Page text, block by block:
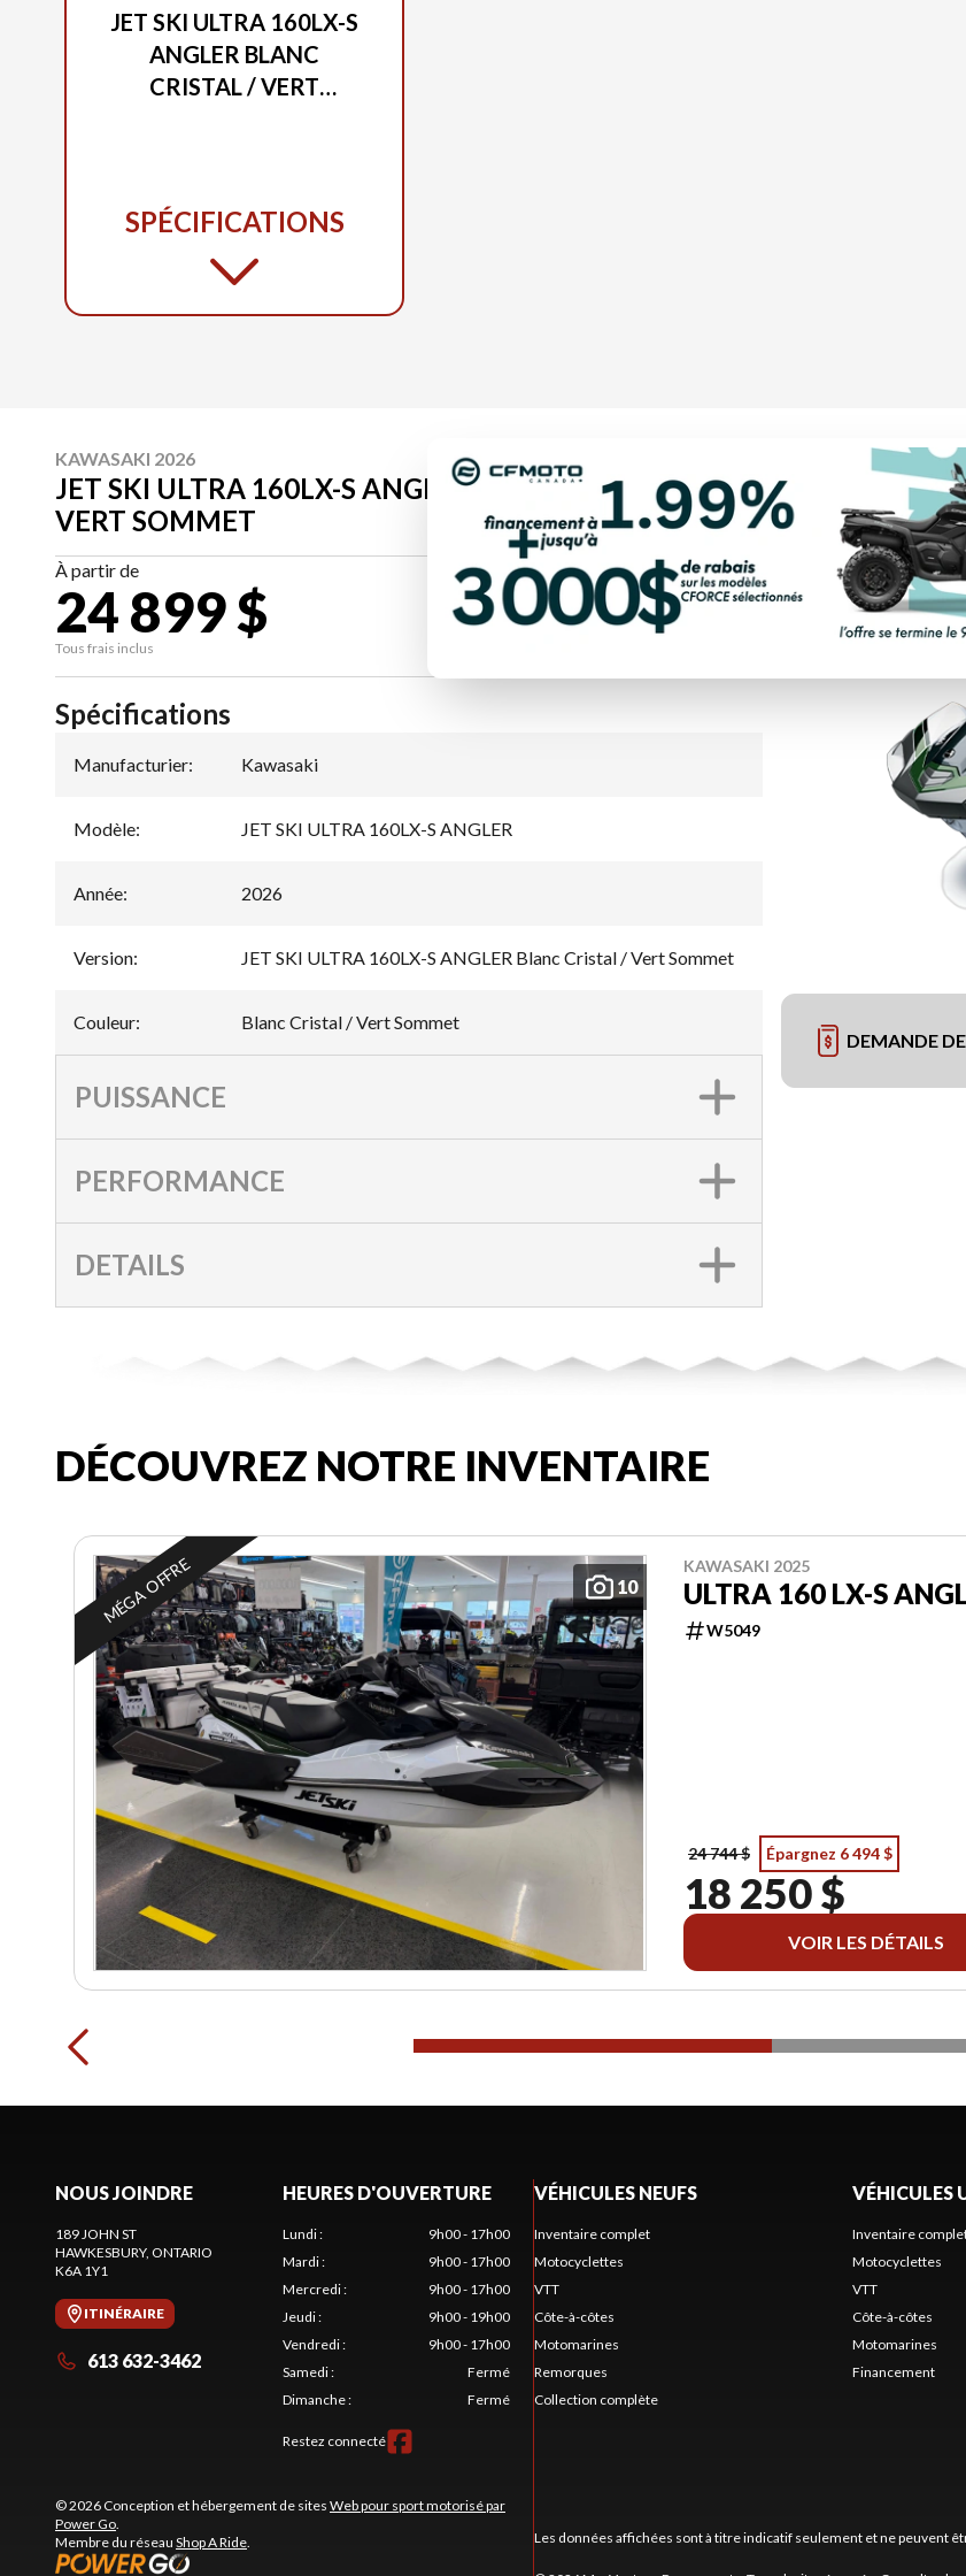
JET SKI ULTRA 160LX-S
ANGLER BLANC
CRISTAL / VERT
SPÉCIFICATIONS
KAWASAKI 2026
JET SKI ULTRA 160LX-S ANGLER BLANC CRISTAL /
VERT SOMMET
À partir de
24 899 $
Tous frais inclus
CALCULATRICE DE PAIEMENT
DEMANDE
Spécifications
Manufacturier: Kawasaki
Modèle: JET SKI ULTRA 160LX-S ANGLER
Année: 2026
Version: JET SKI ULTRA 160LX-S ANGLER Blanc Cristal / Vert Sommet
Couleur: Blanc Cristal / Vert Sommet
PUISSANCE
PERFORMANCE
DETAILS
DÉCOUVREZ NOTRE INVENTAIRE
10
MÉGA OFFRE KAWASAKI 2025
ULTRA 160 LX-S
W5049
24 744 $ Épargnez 6 494 $
18 250 $
VOIR LES DÉTAILS
NOUS JOINDRE
189 JOHN ST
HAWKESBURY, ONTARIO
K6A 1Y1
ITINÉRAIRE
613 632-3462
HEURES D'OUVERTURE
Lundi:
9h00 - 17h00
Mardi:
9h00 - 17h00
Mercredi:
9h00 - 17h00
Jeudi:
9h00 - 19h00
Vendredi:
9h00 - 17h00
Samedi:
Fermé
Dimanche: Fermé
Restez connecté
© 2026 Conception et hébergement de sites Web pour sport motorisé par
Power Go.
Membre du réseau Shop A Ride.
VÉHICULES NEUFS
Inventaire complet
Motocyclettes
VTT
Côte-à-côtes
Motomarines
Remorques
Collection complète
VÉHICULES
Inventaire
Motocyclettes
VTT
Côte-à-côtes
Motomarines
Financement
Les données affichées sont à titre indicatif seulement et ne peuvent